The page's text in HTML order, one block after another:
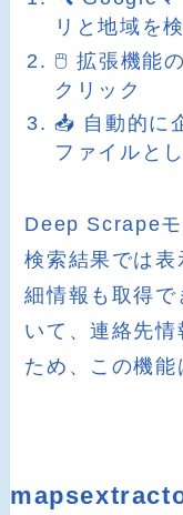
リと地域を
🖱️ 拡張機能
クリック
📥 自動的に
ファイルと
Deep Scrape
検索結果では
細情報も取得
いて、連絡先
ため、この機能